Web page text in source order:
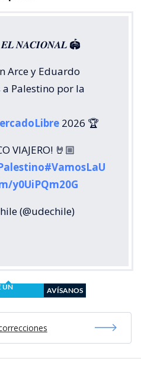
𝑬𝑳 𝑵𝑨𝑪𝑰𝑶𝑵𝑨𝑳 🏟️
Arce y Eduardo
Palestino por la
2026 🏆
VIAJERO! 🤘🏼
#VamosLaU
y0UiPQm20G
(@udechile)
UN
AVÍSANOS